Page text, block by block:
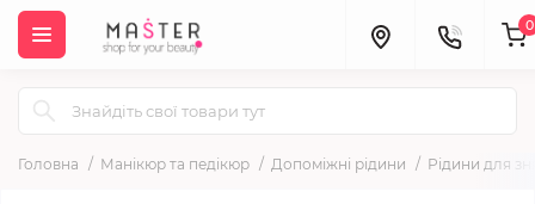
0
Головна Манікюр та педікюр Допоміжні рідини Рідини для